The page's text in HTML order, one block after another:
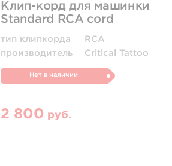
Клип-корд для машинки
Standard RCA cord
тип клипкорда
RCA
производитель
Critical Tattoo
Нет в наличии
2 800 руб.